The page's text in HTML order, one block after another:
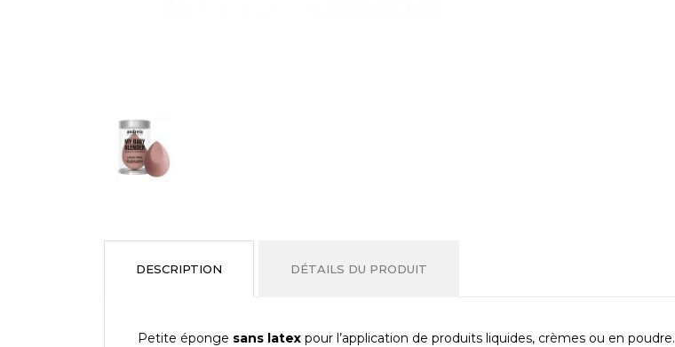
DESCRIPTION DÉTAILS DU PRODUIT
Petite éponge sans latex pour l’application de produits liquides, crèmes ou en poudre.